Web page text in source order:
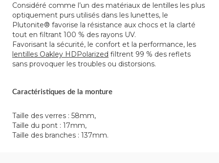
Considéré comme l’un des matériaux de lentilles les plus
optiquement purs utilisés dans les lunettes, le
Plutonite® favorise la résistance aux chocs et la clarté
tout en filtrant 100 % des rayons UV.
Favorisant la sécurité, le confort et la performance, les
lentilles Oakley HDPolarized filtrent 99 % des reflets
sans provoquer les troubles ou distorsions.
Caractéristiques de la monture
Taille des verres : 58mm,
Taille du pont : 17mm,
Taille des branches : 137mm.